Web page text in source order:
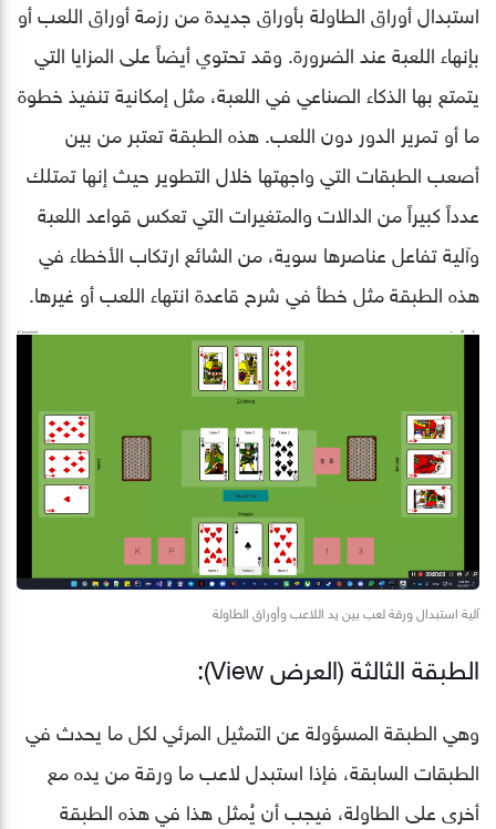
استبدال أوراق الطاولة بأوراق جديدة من رزمة أوراق اللعب أو
بإنهاء اللعبة عند الضرورة. وقد تحتوي أيضاً على المزايا التي
يتمتع بها الذكاء الصناعي في اللعبة، مثل إمكانية تنفيذ خطوة
ما أو تمرير الدور دون اللعب. هذه الطبقة تعتبر من بين
أصعب الطبقات التي واجهتها خلال التطوير حيث إنها تمتلك
عدداً كبيراً من الدالات والمتغيرات التي تعكس قواعد اللعبة
وآلية تفاعل عناصرها سوية، من الشائع ارتكاب الأخطاء في
هذه الطبقة مثل خطأ في شرح قاعدة انتهاء اللعب أو غيرها.
آلية استبدال ورقة لعب بين يد اللاعب وأوراق الطاولة
الطبقة الثالثة (العرض View):
وهي الطبقة المسؤولة عن التمثيل المرئي لكل ما يحدث في
الطبقات السابقة، فإذا استبدل لاعب ما ورقة من يده مع
أخرى على الطاولة، فيجب أن يُمثل هذا في هذه الطبقة